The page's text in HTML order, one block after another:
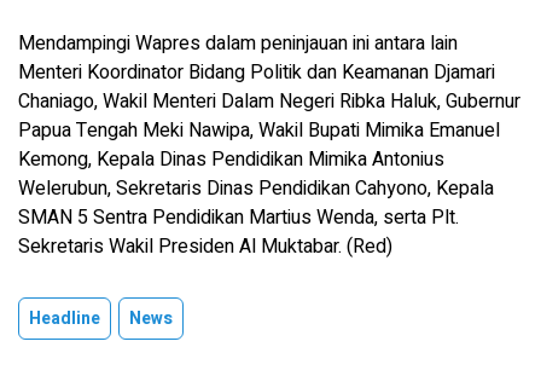
Mendampingi Wapres dalam peninjauan ini antara lain
Menteri Koordinator Bidang Politik dan Keamanan Djamari
Chaniago, Wakil Menteri Dalam Negeri Ribka Haluk, Gubernur
Papua Tengah Meki Nawipa, Wakil Bupati Mimika Emanuel
Kemong, Kepala Dinas Pendidikan Mimika Antonius
Welerubun, Sekretaris Dinas Pendidikan Cahyono, Kepala
SMAN 5 Sentra Pendidikan Martius Wenda, serta Plt.
Sekretaris Wakil Presiden Al Muktabar. (Red)
Headline News